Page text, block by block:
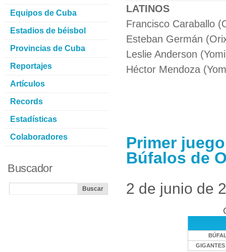
LATINOS
Francisco Caraballo
Esteban Germán
Leslie Anderson
Héctor Mendoza
Primer
Búfalos de
2 de junio de
GIGANTES
Equipos de Cuba
Estadios de béisbol
Provincias de Cuba
Reportajes
Artículos
Records
Estadísticas
Colaboradores
Buscador